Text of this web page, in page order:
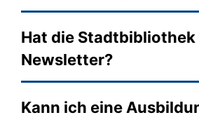
Hat die Stadtbibliothek
Newsletter?
Kann ich eine